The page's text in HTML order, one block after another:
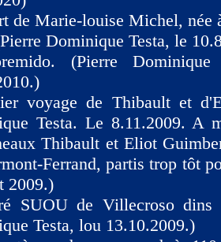
de Marie-louise Michel, née
Dominique Testa, le
(Pierre
voyage de Thibault et
Testa. Le 8.11.2009. A
Thibault et Eliot
Ferrand, partis trop tôt
2009.)
SUOU de Villecroso dins
Testa, lou 13.10.2009.)